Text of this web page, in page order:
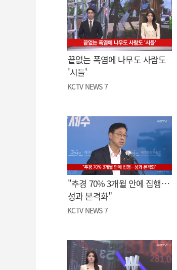
끝없는 폭염에 나무도 사람도
'시들'
KCTV NEWS 7
"추경 70% 3개월 안에 집행…
성과 본격화"
KCTV NEWS 7